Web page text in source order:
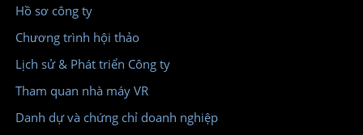
Hồ sơ công ty
Chương trình hội thảo
Lịch sử & Phát triển Công ty
Tham quan nhà máy VR
Danh dự và chứng chỉ doanh nghiệp